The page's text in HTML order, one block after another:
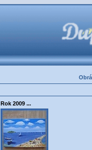
Rok 2009 ...